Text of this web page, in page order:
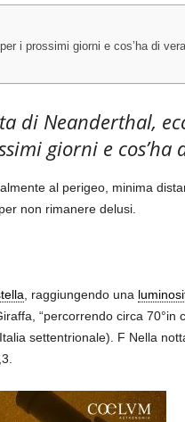
i prossimi giorni e cos’ha di
di Neanderthal,
giorni e cos’ha
al perigeo, minima
non rimanere delusi.
, raggiungendo una
“percorrendo circa
settentrionale). F Nella